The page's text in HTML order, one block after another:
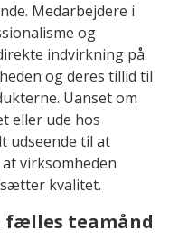
Medarbejdere i
og
indvirkning på
og deres tillid til
Uanset om
eller ude hos
udseende til at
virksomheden
kvalitet.
teamånd